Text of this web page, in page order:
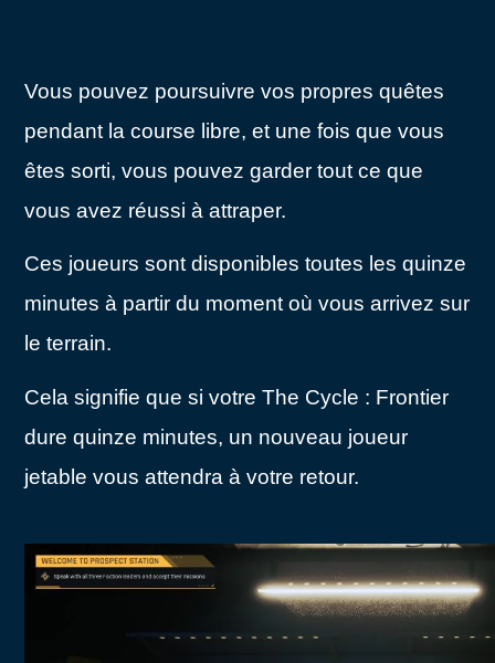
Vous pouvez poursuivre vos propres quêtes
pendant la course libre, et une fois que vous
êtes sorti, vous pouvez garder tout ce que
vous avez réussi à attraper.
Ces joueurs sont disponibles toutes les quinze
minutes à partir du moment où vous arrivez sur
le terrain.
Cela signifie que si votre The Cycle : Frontier
dure quinze minutes, un nouveau joueur
jetable vous attendra à votre retour.